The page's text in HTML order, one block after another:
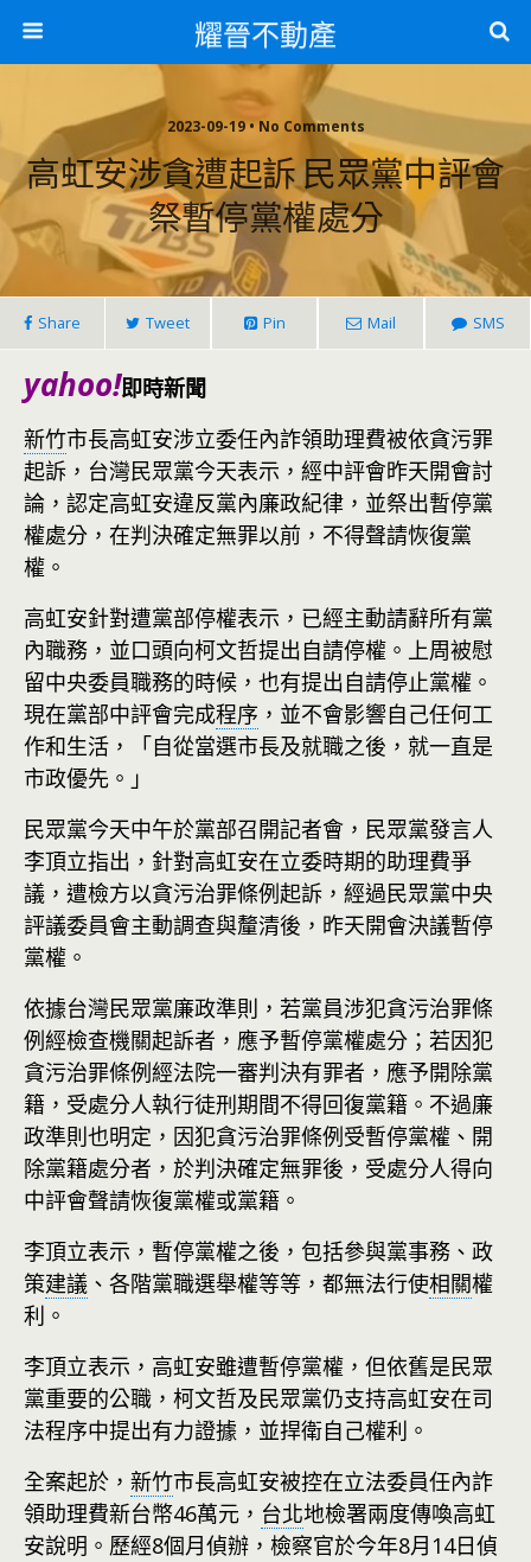
耀晉不動產
2023-09-19 • No Comments
高虹安涉貪遭起訴 民眾黨中評會
祭暫停黨權處分
Share Tweet Pin Mail SMS
yahoo!即時新聞
新竹市長高虹安涉立委任內詐領助理費被依貪污罪
起訴，台灣民眾黨今天表示，經中評會昨天開會討
論，認定高虹安違反黨內廉政紀律，並祭出暫停黨
權處分，在判決確定無罪以前，不得聲請恢復黨
權。
高虹安針對遭黨部停權表示，已經主動請辭所有黨
內職務，並口頭向柯文哲提出自請停權。上周被慰
留中央委員職務的時候，也有提出自請停止黨權。
現在黨部中評會完成程序 ，並不會影響自己任何工
作和生活，「自從當選市長及就職之後，就一直是
市政優先。」
民眾黨今天中午於黨部召開記者會，民眾黨發言人
李頂立指出，針對高虹安在立委時期的助理費爭
議，遭檢方以貪污治罪條例起訴，經過民眾黨中央
評議委員會主動調查與釐清後，昨天開會決議暫停
黨權。
依據台灣民眾黨廉政準則，若黨員涉犯貪污治罪條
例經檢查機關起訴者，應予暫停黨權處分；若因犯
貪污治罪條例經法院一審判決有罪者，應予開除黨
籍，受處分人執行徒刑期間不得回復黨籍。不過廉
政準則也明定，因犯貪污治罪條例受暫停黨權、開
除黨籍處分者，於判決確定無罪後，受處分人得向
中評會聲請恢復黨權或黨籍。
李頂立表示，暫停黨權之後，包括參與黨事務、政
策建議 、各階黨職選舉權等等，都無法行使相關權
利。
李頂立表示，高虹安雖遭暫停黨權，但依舊是民眾
黨重要的公職，柯文哲及民眾黨仍支持高虹安在司
法程序中提出有力證據，並捍衛自己權利。
全案起於， 新竹市長高虹安被控在立法委員任內詐
領助理費新台幣46萬元， 台北地檢署兩度傳喚高虹
安說明。歷經8個月偵辦，檢察官於今年8月14日偵